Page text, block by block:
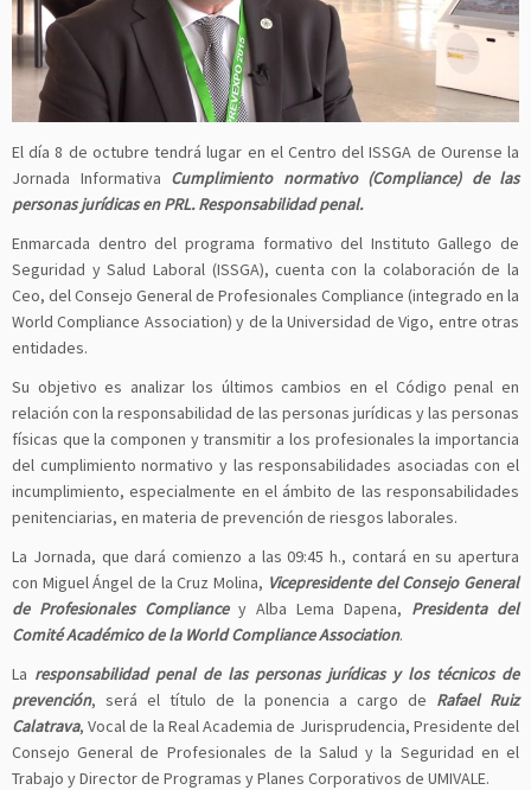
El día 8 de octubre tendrá lugar en el Centro del ISSGA de Ourense la
Jornada Informativa Cumplimiento normativo (Compliance) de las
personas jurídicas en PRL. Responsabilidad penal.
Enmarcada dentro del programa formativo del Instituto Gallego de
Seguridad y Salud Laboral (ISSGA), cuenta con la colaboración de la
Ceo, del Consejo General de Profesionales Compliance (integrado en la
World Compliance Association) y de la Universidad de Vigo, entre otras
entidades.
Su objetivo es analizar los últimos cambios en el Código penal en
relación con la responsabilidad de las personas jurídicas y las personas
físicas que la componen y transmitir a los profesionales la importancia
del cumplimiento normativo y las responsabilidades asociadas con el
incumplimiento, especialmente en el ámbito de las responsabilidades
penitenciarias, en materia de prevención de riesgos laborales.
La Jornada, que dará comienzo a las 09:45 h., contará en su apertura
con Miguel Ángel de la Cruz Molina, Vicepresidente del Consejo General
de Profesionales Compliancey Alba Lema Dapena, Presidenta del
Comité Académico de la World Compliance Association.
La responsabilidad penal de las personas jurídicas y los técnicos de
prevención, será el título de la ponencia a cargo de Rafael Ruiz
Calatrava, Vocal de la Real Academia de Jurisprudencia, Presidente del
Consejo General de Profesionales de la Salud y la Seguridad en el
Trabajo y Director de Programas y Planes Corporativos de UMIVALE.